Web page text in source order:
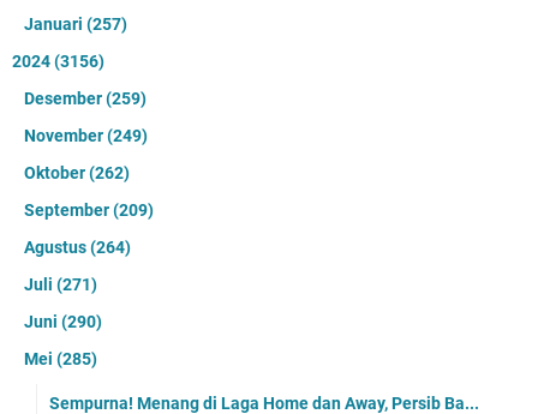
Januari (257)
2024(3156)
Desember(259)
November(249)
Oktober(262)
September(209)
Agustus(264)
Juli (271)
Juni (290)
Mei (285)
Sempurna! Menang di Laga Home dan Away, Persib Ba...